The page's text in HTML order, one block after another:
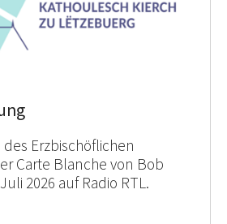
Erzbischöflichen
Carte Blanche von Bob
2026 auf Radio RTL.